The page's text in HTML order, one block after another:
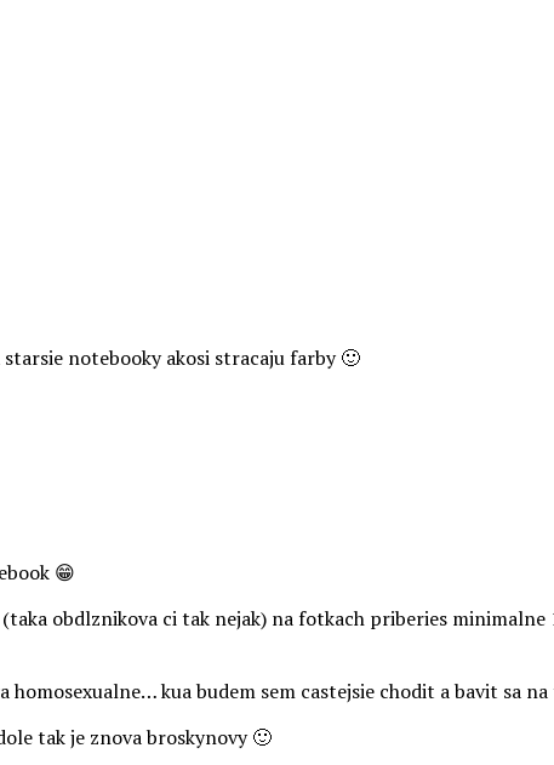
notebooky akosi stracaju farby 🙂
😁
obdlznikova ci tak nejak) na fotkach priberies
kua budem sem castejsie chodit a bavit sa
tak je znova broskynovy 🙂